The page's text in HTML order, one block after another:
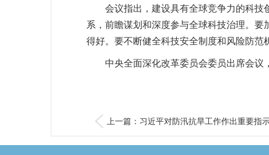
会议指出，建设具有全球竞争力的科技
系，前瞻谋划和深度参与全球科技治理。
得好。要不断健全科技安全制度和风险防范
中央全面深化改革委员会委员出席会议
上一篇：习近平对防汛抗旱工作作出重要指